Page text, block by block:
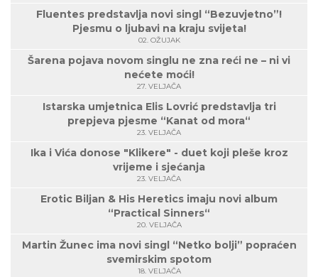
Fluentes predstavlja novi singl “Bezuvjetno”!
Pjesmu o ljubavi na kraju svijeta!
02. OŽUJAK
Šarena pojava novom singlu ne zna reći ne – ni vi
nećete moći!
27. VELJAČA
Istarska umjetnica Elis Lovrić predstavlja tri
prepjeva pjesme “Kanat od mora“
23. VELJAČA
Ika i Vića donose "Klikere" - duet koji pleše kroz
vrijeme i sjećanja
23. VELJAČA
Erotic Biljan & His Heretics imaju novi album
“Practical Sinners“
20. VELJAČA
Martin Žunec ima novi singl “Netko bolji” popraćen
svemirskim spotom
18. VELJAČA